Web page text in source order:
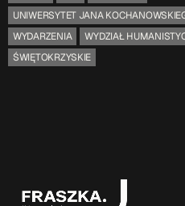
UNIWERSYTET JANA
WYDARZENIA
WYDZIAŁ
ŚWIĘTOKRZYSKIE